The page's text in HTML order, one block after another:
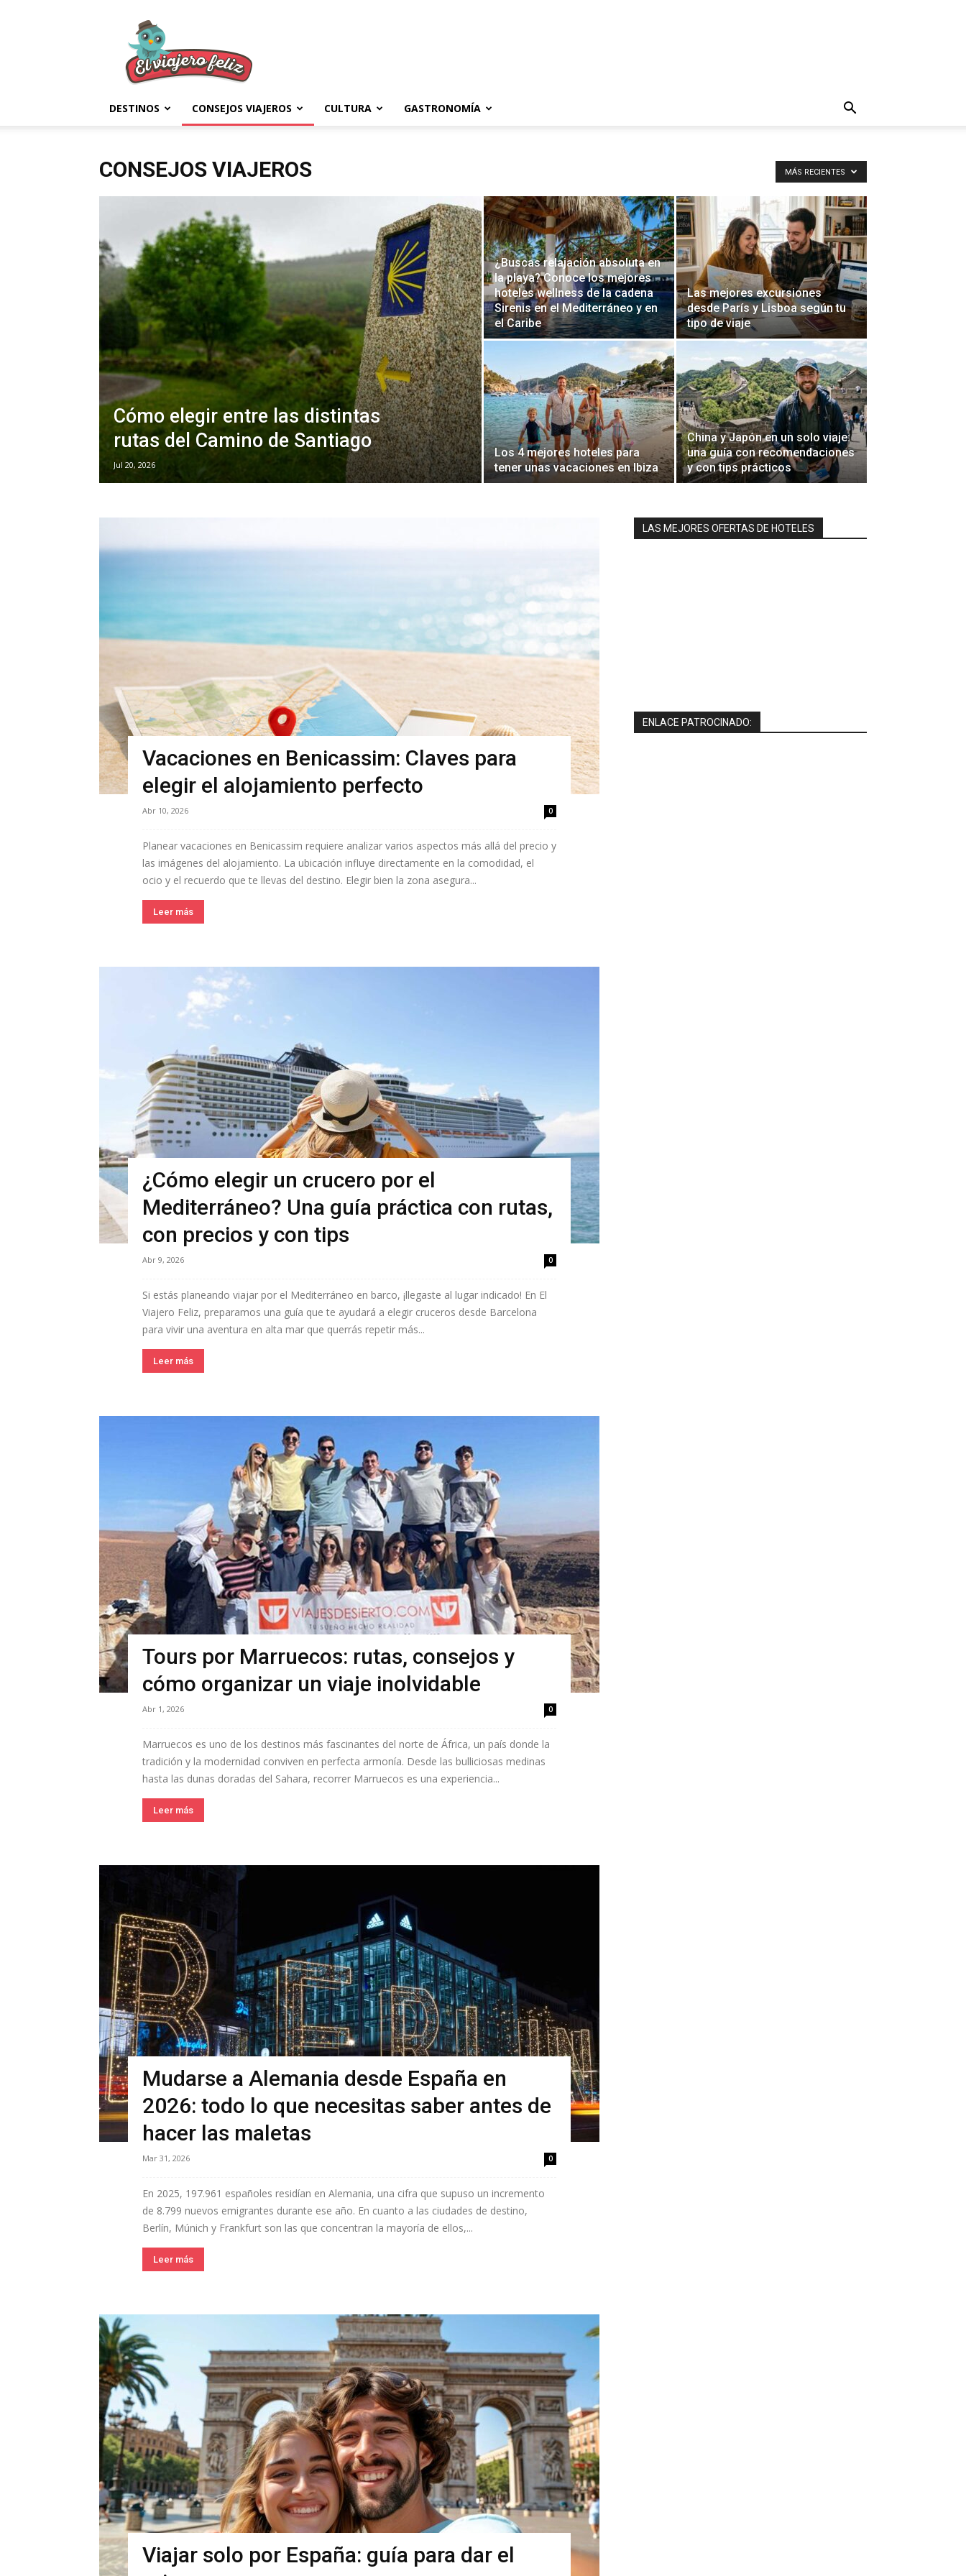
Feliz
DESTINOS CONSEJOS VIAJEROS CULTURA GASTRONOMÍA
CONSEJOS VIAJEROS MÁS RECIENTES
Cómo elegir entre las distintas
rutas del Camino de Santiago
Jul 20, 2026
¿Buscas relajación absoluta en
la playa? Conoce los mejores
hoteles wellness de la cadena
Sirenis en el Mediterráneo y en
el Caribe
Las mejores excursiones
desde París y Lisboa según tu
tipo de viaje
Los 4 mejores hoteles para
tener unas vacaciones en Ibiza
China y Japón en un solo viaje:
una guía con recomendaciones
y con tips prácticos
Vacaciones en Benicassim: Claves para
elegir el alojamiento perfecto
Abr 10, 2026 0
Planear vacaciones en Benicassim requiere analizar varios aspectos más allá del precio y
las imágenes del alojamiento. La ubicación influye directamente en la comodidad, el
ocio y el recuerdo que te llevas del destino. Elegir bien la zona asegura...
Leer más
¿Cómo elegir un crucero por el
Mediterráneo? Una guía práctica con rutas,
con precios y con tips
Abr 9, 2026 0
Si estás planeando viajar por el Mediterráneo en barco, ¡llegaste al lugar indicado! En El
Viajero Feliz, preparamos una guía que te ayudará a elegir cruceros desde Barcelona
para vivir una aventura en alta mar que querrás repetir más...
Leer más
Tours por Marruecos: rutas, consejos y
cómo organizar un viaje inolvidable
Abr 1, 2026 0
Marruecos es uno de los destinos más fascinantes del norte de África, un país donde la
tradición y la modernidad conviven en perfecta armonía. Desde las bulliciosas medinas
hasta las dunas doradas del Sahara, recorrer Marruecos es una experiencia...
Leer más
Mudarse a Alemania desde España en
2026: todo lo que necesitas saber antes de
hacer las maletas
Mar 31, 2026 0
En 2025, 197.961 españoles residían en Alemania, una cifra que supuso un incremento
de 8.799 nuevos emigrantes durante ese año. En cuanto a las ciudades de destino,
Berlín, Múnich y Frankfurt son las que concentran la mayoría de ellos,...
Leer más
Viajar solo por España: guía para dar el
LAS MEJORES OFERTAS DE HOTELES
ENLACE PATROCINADO: